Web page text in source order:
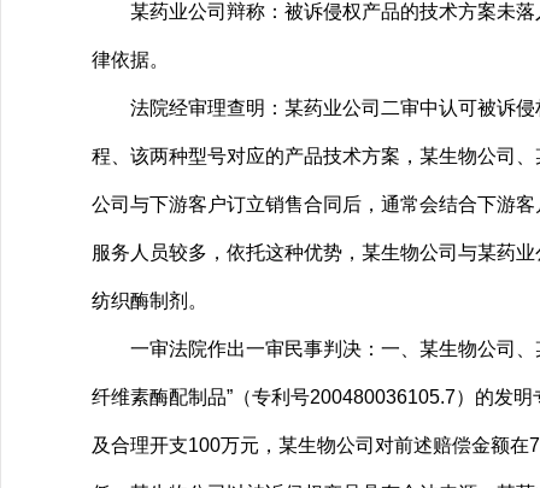
某药业公司辩称：被诉侵权产品的技术方案未落
律依据。
法院经审理查明：某药业公司二审中认可被诉侵
程、该两种型号对应的产品技术方案，某生物公司
公司与下游客户订立销售合同后，通常会结合下游
服务人员较多，依托这种优势，某生物公司与某药
纺织酶制剂。
一审法院作出一审民事判决：一、某生物公司、
纤维素酶配制品”（专利号200480036105.7）的发
及合理开支100万元，某生物公司对前述赔偿金额